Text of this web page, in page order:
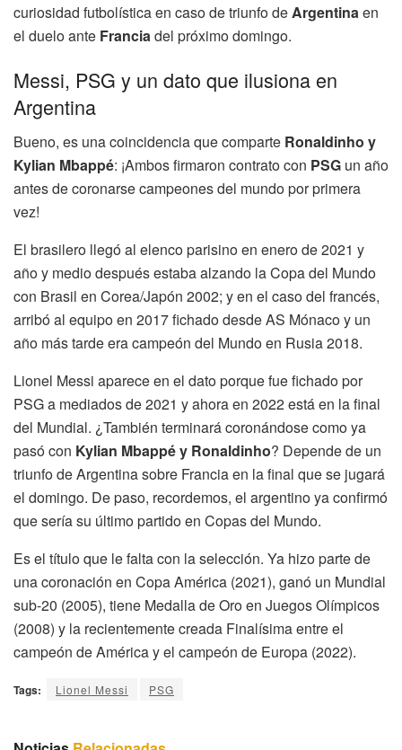
curiosidad futbolística en caso de triunfo deArgentinaen
el duelo ante Franciadel próximo domingo.
Messi, PSG y un dato que ilusiona en
Argentina
Bueno, es una coincidencia que comparte Ronaldinho y
Kylian Mbappé: ¡Ambos firmaron contrato con PSG un año
antes de coronarse campeones del mundo por primera
vez!
El brasilero llegó al elenco parisino en enero de 2021 y
año y medio después estaba alzando la Copa del Mundo
con Brasil en Corea/Japón 2002; y en el caso del francés,
arribó al equipo en 2017 fichado desde AS Mónaco y un
año más tarde era campeón del Mundo en Rusia 2018.
Lionel Messi aparece en el dato porque fue fichado por
PSG a mediados de 2021 y ahora en 2022 está en la final
del Mundial. ¿También terminará coronándose como ya
pasó con Kylian Mbappé y Ronaldinho? Depende de un
triunfo de Argentina sobre Francia en la final que se jugará
el domingo. De paso, recordemos, el argentino ya confirmó
que sería su último partido en Copas del Mundo.
Es el título que le falta con la selección. Ya hizo parte de
una coronación en Copa América (2021), ganó un Mundial
sub-20 (2005), tiene Medalla de Oro en Juegos Olímpicos
(2008) y la recientemente creada Finalísima entre el
campeón de América y el campeón de Europa (2022).
Tags: Lionel Messi PSG